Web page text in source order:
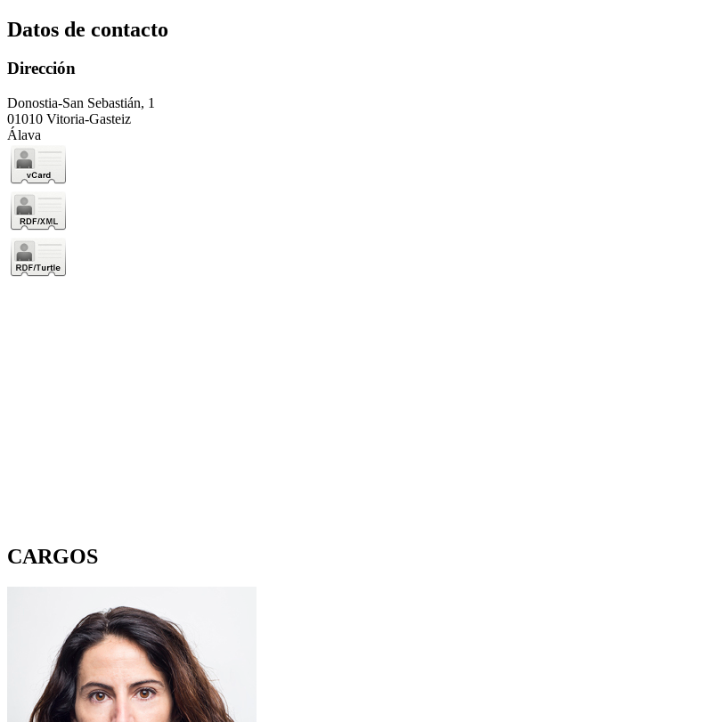
Datos de contacto
Dirección
Donostia-San Sebastián, 1
01010 Vitoria-Gasteiz
Álava
CARGOS